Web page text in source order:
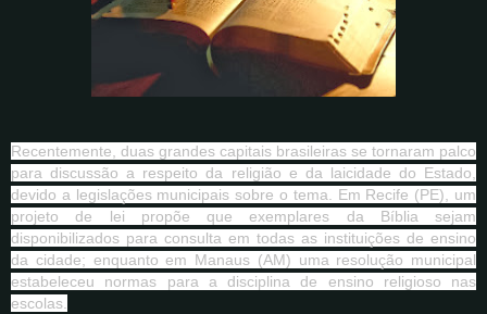
Recentemente, duas grandes capitais brasileiras se tornaram palco
para discussão a respeito da religião e da laicidade do Estado,
devido a legislações municipais sobre o tema. Em Recife (PE), um
projeto de lei propõe que exemplares da Bíblia sejam
disponibilizados para consulta em todas as instituições de ensino
da cidade; enquanto em Manaus (AM) uma resolução municipal
estabeleceu normas para a disciplina de ensino religioso nas
escolas.